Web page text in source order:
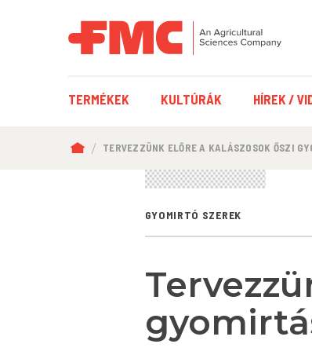
FŐ
TERMÉKEK KULTÚRÁK HÍREK /
MORZSA
TERVEZZÜNK ELŐRE A KALÁSZOSOK ŐSZI
GYOMIRTÓ SZEREK